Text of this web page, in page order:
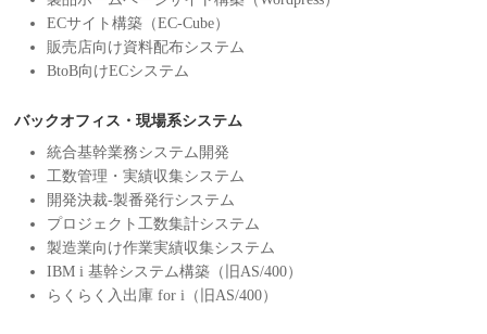
ECサイト構築（EC-Cube）
販売店向け資料配布システム
BtoB向けECシステム
バックオフィス・現場系システム
統合基幹業務システム開発
工数管理・実績収集システム
開発決裁-製番発行システム
プロジェクト工数集計システム
製造業向け作業実績収集システム
IBM i 基幹システム構築（旧AS/400）
らくらく入出庫 for i（旧AS/400）